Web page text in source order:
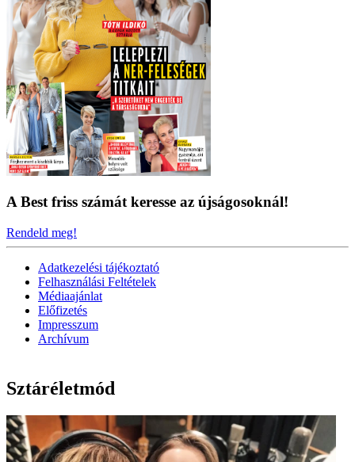
A Best friss számát keresse az újságosoknál!
Rendeld meg!
Adatkezelési tájékoztató
Felhasználási Feltételek
Médiaajánlat
Előfizetés
Impresszum
Archívum
Sztáréletmód